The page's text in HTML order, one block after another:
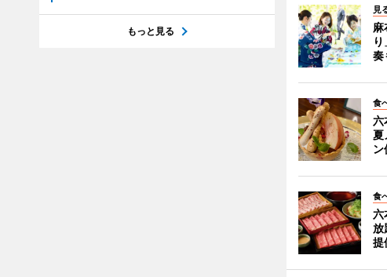
見
麻
奏
食
六
夏
ン
食
六
放
提
もっと見る